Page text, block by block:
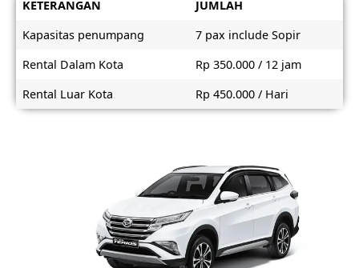
KETERANGAN
JUMLAH
Kapasitas penumpang
7 pax include Sopir
Rental Dalam Kota
Rp 350.000 / 12 jam
Rental Luar Kota
Rp 450.000 / Hari